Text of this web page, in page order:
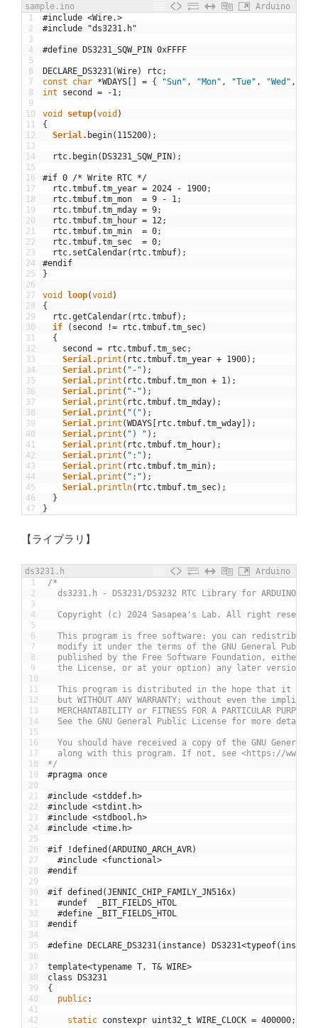
sample.ino
Arduino
1
2
3
4
5
6
7
8
9
10
11
12
13
14
15
16
17
18
19
20
21
22
23
24
25
26
27
28
29
30
31
32
33
34
35
36
37
38
39
40
41
42
43
44
45
46
47
#include <Wire.>
#include "ds3231.h"
#define DS3231_SQW_PIN 0xFFFF
DECLARE_DS3231 (Wire) rtc;
const
char *WDAYS [ ] = { "Sun" , "Mon" , "Tue" , "Wed" ,
int
second = -1 ;
void setup(void )
{
Serial . begin( 115200) ;
rtc. begin(DS3231_SQW_PIN) ;
#if 0 /* Write RTC */
rtc.tmbuf.tm_year = 2024 - 1900;
rtc.tmbuf.tm_mon = 9 - 1 ;
rtc.tmbuf.tm_mday = 9;
rtc.tmbuf.tm_hour = 12 ;
rtc.tmbuf.tm_min = 0;
rtc.tmbuf.tm_sec = 0;
rtc. setCalendar( rtc.tmbuf) ;
#endif
}
void loop(void )
{
rtc.getCalendar( rtc.tmbuf) ;
if
( second != rtc.tmbuf.tm_sec)
{
second
= rtc.tmbuf.tm_sec;
Serial . print ( rtc.tmbuf.tm_year + 1900) ;
Serial . print ( "-" ) ;
Serial . print ( rtc.tmbuf.tm_mon + 1 ) ;
Serial . print ( "-" ) ;
Serial . print ( rtc.tmbuf.tm_mday) ;
Serial . print ( "(" ) ;
Serial . print (WDAYS [ rtc.tmbuf.tm_wday] ) ;
Serial . print ( ") " ) ;
Serial . print ( rtc.tmbuf.tm_hour) ;
Serial . print ( ":" ) ;
Serial . print ( rtc.tmbuf.tm_min) ;
Serial . print ( ":" ) ;
Serial . println( rtc.tmbuf.tm_sec) ;
}
}
【ライブラリ】
ds3231.h
Arduino
1
2
3
4
5
6
7
8
9
10
11
12
13
14
15
16
17
18
19
20
21
22
23
24
25
26
27
28
29
30
31
32
33
34
35
36
37
38
39
40
41
42
/*
ds3231.h - DS3231/DS3232 RTC Library for ARDUINO
Copyright (c) 2024 Sasapea's Lab. All right
This program is free software: you can redistribute
modify it under the terms of the GNU General Public
published by the Free Software Foundation, either
the License, or at your option) any later version.
This program is distributed in the hope that it will
but WITHOUT ANY WARRANTY; without even the implied
MERCHANTABILITY or FITNESS FOR A PARTICULAR PURPOSE.
See the GNU General Public License for more details.
You should have received a copy of the GNU General
along with this program. If not, see <https://
*/
#pragma once
#include <stddef.h>
#include <stdint.h>
#include <stdbool.h>
#include <time.h>
#if !defined(ARDUINO_ARCH_AVR)
#include <functional>
#endif
#if defined(JENNIC_CHIP_FAMILY_JN516x)
#undef  _BIT_FIELDS_HTOL
#define _BIT_FIELDS_HTOL
#endif
#define DECLARE_DS3231(instance)
template<typename T , T& WIRE>
class DS3231
{
public:
static constexpr uint32 t WIRE_CLOCK = 400000;